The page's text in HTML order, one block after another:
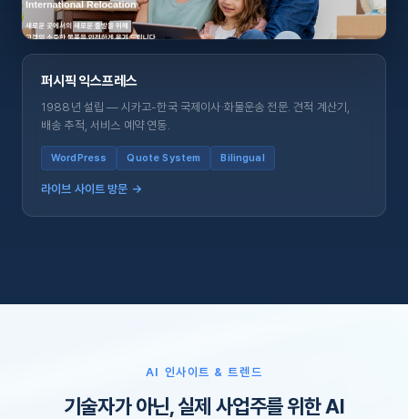
퍼시픽 익스프레스
1988년 설립 — 시카고-한국 국제이사·화물운송 전문. 견적 계산기,
배송 추적, 서비스 예약 연동.
WordPress Quote System Bilingual
라이브 사이트 방문 →
AI 인사이트 & 트렌드
기술자가 아닌, 실제 사업주를 위한 AI